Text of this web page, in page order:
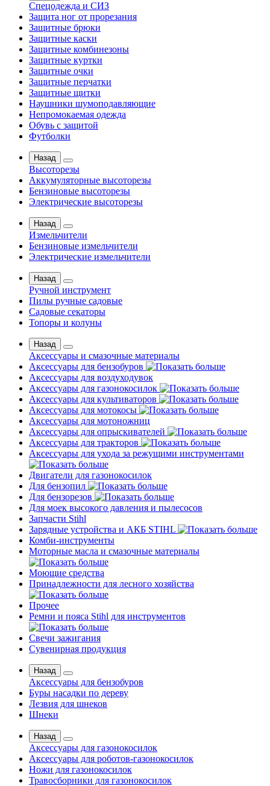
Спецодежда и СИЗ
Защита ног от прорезания
Защитные брюки
Защитные каски
Защитные комбинезоны
Защитные куртки
Защитные очки
Защитные перчатки
Защитные щитки
Наушники шумоподавляющие
Непромокаемая одежда
Обувь с защитой
Футболки
Назад
Высоторезы
Аккумуляторные высоторезы
Бензиновые высоторезы
Электрические высоторезы
Назад
Измельчители
Бензиновые измельчители
Электрические измельчители
Назад
Ручной инструмент
Пилы ручные садовые
Садовые секаторы
Топоры и колуны
Назад
Аксессуары и смазочные материалы
Аксессуары для бензобуров
Аксессуары для воздуходувок
Аксессуары для газонокосилок
Аксессуары для культиваторов
Аксессуары для мотокосы
Аксессуары для мотоножниц
Аксессуары для опрыскивателей
Аксессуары для тракторов
Аксессуары для ухода за режущими инструментами
Двигатели для газонокосилок
Для бензопил
Для бензорезов
Для моек высокого давления и пылесосов
Запчасти Stihl
Зарядные устройства и АКБ STIHL
Комби-инструменты
Моторные масла и смазочные материалы
Моющие средства
Принадлежности для лесного хозяйства
Прочее
Ремни и пояса Stihl для инструментов
Свечи зажигания
Сувенирная продукция
Назад
Аксессуары для бензобуров
Буры насадки по дереву
Лезвия для шнеков
Шнеки
Назад
Аксессуары для газонокосилок
Аксессуары для роботов-газонокосилок
Ножи для газонокосилок
Травосборники для газонокосилок